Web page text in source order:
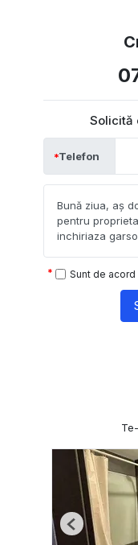
Solicită
Telefon
Sunt de acord
Previous